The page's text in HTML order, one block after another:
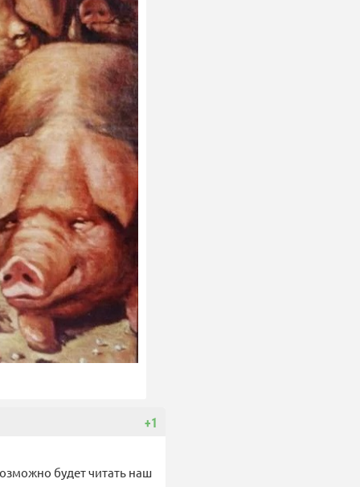
+1
будет читать наш